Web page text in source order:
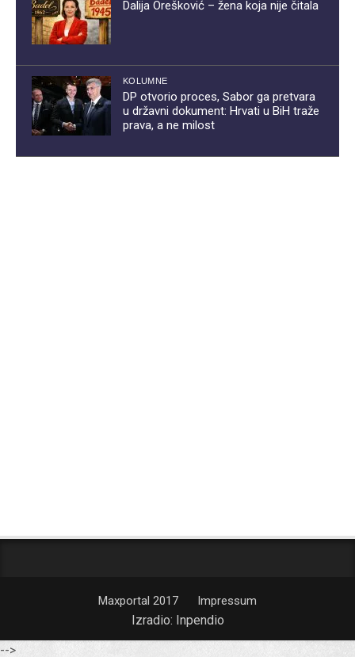
Dalija Orešković – žena koja nije čitala
KOLUMNE
DP otvorio proces, Sabor ga pretvara
u državni dokument: Hrvati u BiH traže
prava, a ne milost
Maxportal 2017 Impressum
Izradio: Inpendio
-->